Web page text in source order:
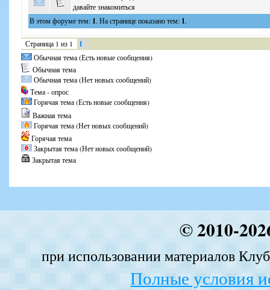
давайте знакомиться
В этом форуме тем: 1. На странице показано тем: 1.
Страница 1 из 1 1
Обычная тема (Есть новые сообщения)
Обычная тема
Обычная тема (Нет новых сообщений)
Тема - опрос
Горячая тема (Есть новые сообщения)
Важная тема
Горячая тема (Нет новых сообщений)
Горячая тема
Закрытая тема (Нет новых сообщений)
Закрытая тема
© 2010-
при использовании материалов
Полные условия